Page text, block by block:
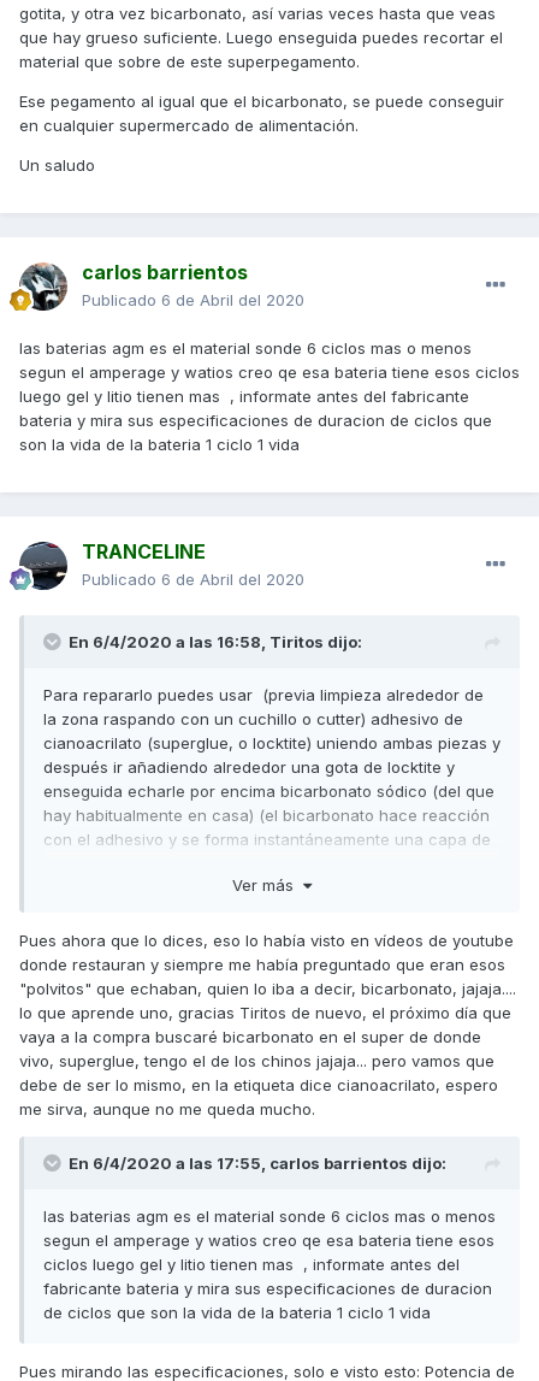
gotita, y otra vez bicarbonato, así varias veces hasta que veas
que hay grueso suficiente. Luego enseguida puedes recortar el
material que sobre de este superpegamento.
Ese pegamento al igual que el bicarbonato, se puede conseguir
en cualquier supermercado de alimentación.
Un saludo
carlos barrientos
Publicado 6 de Abril del 2020
las baterias agm es el material sonde 6 ciclos mas o menos
segun el amperage y watios creo qe esa bateria tiene esos ciclos
luego gel y litio tienen mas , informate antes del fabricante
bateria y mira sus especificaciones de duracion de ciclos que
son la vida de la bateria 1 ciclo 1 vida
TRANCELINE
Publicado 6 de Abril del 2020
En 6/4/2020 a las 16:58, Tiritos dijo:
Para repararlo puedes usar (previa limpieza alrededor de
la zona raspando con un cuchillo o cutter) adhesivo de
cianoacrilato (superglue, o locktite) uniendo ambas piezas y
después ir añadiendo alrededor una gota de locktite y
enseguida echarle por encima bicarbonato sódico (del que
hay habitualmente en casa) (el bicarbonato hace reacción
con el adhesivo y se forma instantáneamente una capa de
bicarbonato, así varias veces hasta que veas que hay
material que sobre de este superpegamento.
Ese pegamento al igual que el bicarbonato, se puede
conseguir en cualquier supermercado de alimentación.
Un saludo
Ver más
Pues ahora que lo dices, eso lo había visto en vídeos de youtube
donde restauran y siempre me había preguntado que eran esos
"polvitos" que echaban, quien lo iba a decir, bicarbonato, jajaja....
lo que aprende uno, gracias Tiritos de nuevo, el próximo día que
vaya a la compra buscaré bicarbonato en el super de donde
vivo, superglue, tengo el de los chinos jajaja... pero vamos que
debe de ser lo mismo, en la etiqueta dice cianoacrilato, espero
me sirva, aunque no me queda mucho.
En 6/4/2020 a las 17:55, carlos barrientos dijo:
las baterias agm es el material sonde 6 ciclos mas o menos
segun el amperage y watios creo qe esa bateria tiene esos
ciclos luego gel y litio tienen mas , informate antes del
fabricante bateria y mira sus especificaciones de duracion
de ciclos que son la vida de la bateria 1 ciclo 1 vida
Pues mirando las especificaciones, solo e visto esto: Potencia de